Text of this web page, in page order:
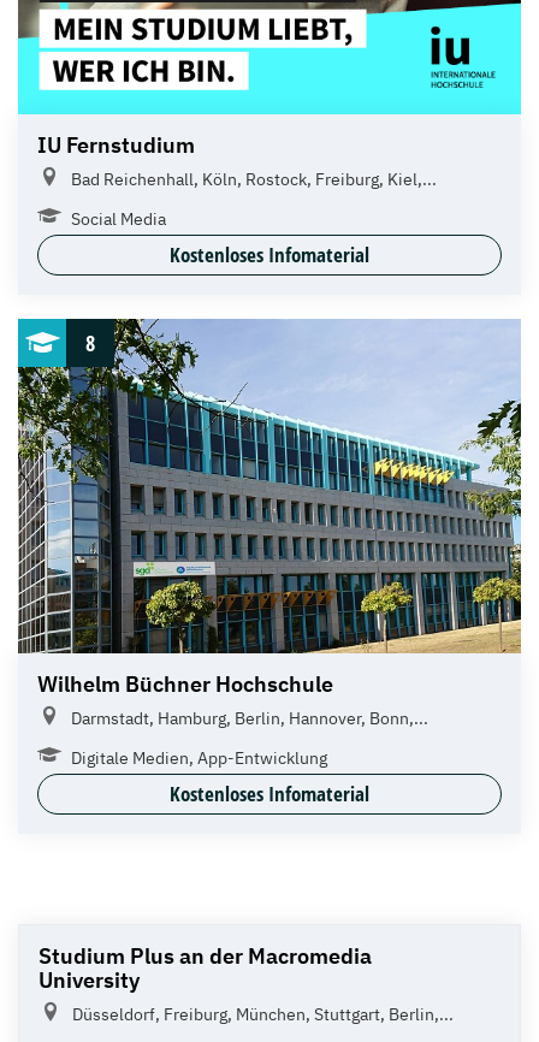
IU Fernstudium
Bad Reichenhall, Köln, Rostock, Freiburg, Kiel,...
Social Media
Kostenloses Infomaterial
8
Wilhelm Büchner Hochschule
Darmstadt, Hamburg, Berlin, Hannover, Bonn,...
Digitale Medien, App-Entwicklung
Kostenloses Infomaterial
Studium Plus an der Macromedia
University
Düsseldorf, Freiburg, München, Stuttgart, Berlin,...